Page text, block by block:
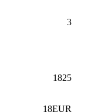
3
1825
18EUR